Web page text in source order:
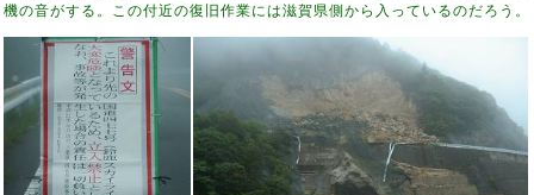
機の音がする。この付近の復旧作業には滋賀県側から入っているのだろう。